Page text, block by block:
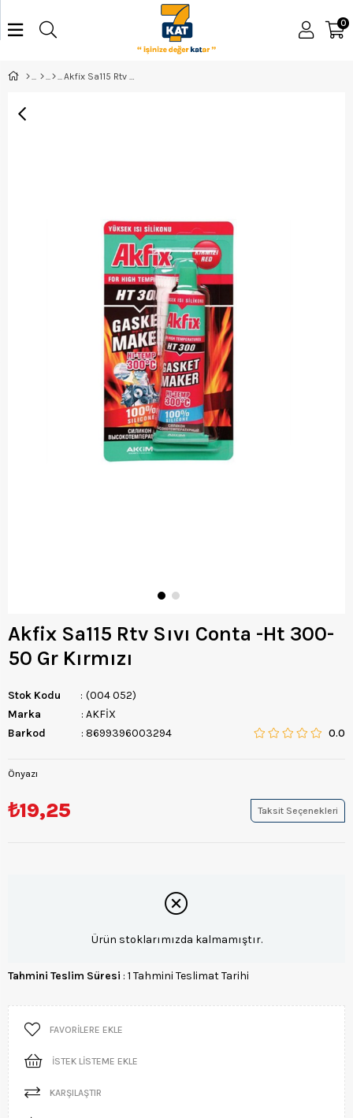
0
Akfix Sa115 Rtv Sıvı Conta -Ht 300-
50 Gr Kırmızı
Stok Kodu
(004 052)
Marka
: AKFİX
Barkod
: 8699396003294 0.0
Önyazı
₺19,25 Taksit Seçenekleri
Ürün stoklarımızda kalmamıştır.
Tahmini Teslim Süresi : 1 Tahmini Teslimat Tarihi
FAVORILERE EKLE
İSTEK LISTEME EKLE
KARŞILAŞTIR